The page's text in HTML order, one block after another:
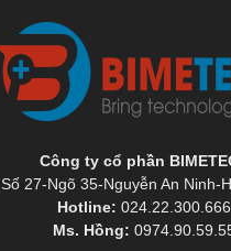
Công ty cổ phần
Số 27-Ngõ 35-Nguyễn An Ninh-
Hotline: 024.22.300.666
Ms. Hồng: